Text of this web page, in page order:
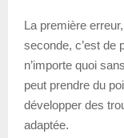
La première
seconde, c’est de
n’importe quoi
peut prendre du
développer des
adaptée.